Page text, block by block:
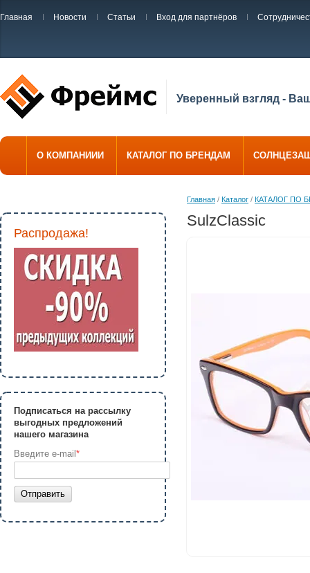
Главная Новости Статьи Вход для партнёров
Уверенный взгляд -
О КОМПАНИИИ КАТАЛОГ ПО БРЕНДАМ
Распродажа!
Подписаться на рассылку
выгодных предложений
нашего магазина
Введите e-mail *
Отправить
Главная / Каталог / КАТАЛОГ ПО
SulzClassic